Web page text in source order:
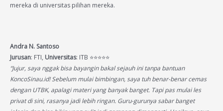
mereka di universitas pilihan mereka.
Andra N. Santoso
Jurusan: FTI, Universitas: ITB ⭐⭐⭐⭐⭐
“Jujur, saya nggak bisa bayangin bakal sejauh ini tanpa bantuan
KoncoSinau.id! Sebelum mulai bimbingan, saya tuh benar-benar cemas
dengan UTBK, apalagi materi yang banyak banget. Tapi pas mulai les
privat di sini, rasanya jadi lebih ringan. Guru-gurunya sabar banget